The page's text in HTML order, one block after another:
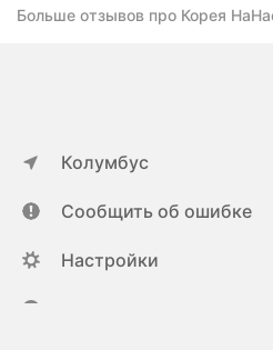
Больше отзывов про Корея
Колумбус
Сообщить об ошибке
Настройки